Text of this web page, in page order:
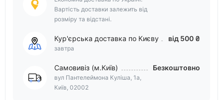
Вартість доставки залежить від
розміру та відстані.
Кур'єрська доставка по Києву
завтра
від 500 ₴
Самовивіз (м.Київ)
вул Пантелеймона Куліша, 1а,
Київ, 02002
Безкоштовно